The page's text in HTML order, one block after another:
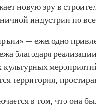
новую эру в
индустрии по
— ежегодно
благодаря
территория,
в том, что она